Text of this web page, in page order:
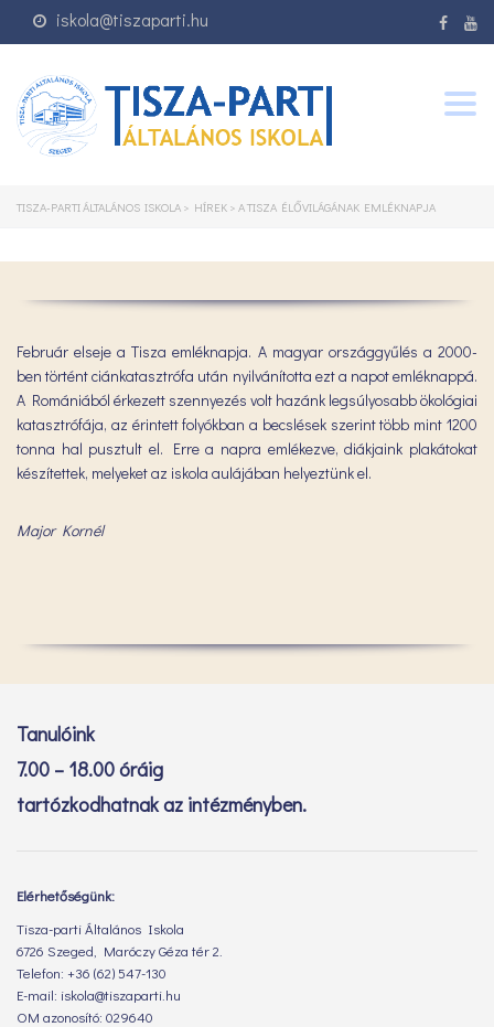
iskola@tiszaparti.hu
TISZA-PARTI ÁLTALÁNOS ISKOLA > HÍREK > A TISZA ÉLŐVILÁGÁNAK EMLÉKNAPJA
Február elseje a Tisza emléknapja. A magyar országgyűlés a 2000-
ben történt ciánkatasztrófa után nyilvánította ezt a napot emléknappá.
A Romániából érkezett szennyezés volt hazánk legsúlyosabb ökológiai
katasztrófája, az érintett folyókban a becslések szerint több mint 1200
tonna hal pusztult el. Erre a napra emlékezve, diákjaink plakátokat
készítettek, melyeket az iskola aulájában helyeztünk el.
Major Kornél
Tanulóink
7.00 – 18.00 óráig
tartózkodhatnak az intézményben.
Elérhetőségünk:
Tisza-parti Általános Iskola
6726 Szeged, Maróczy Géza tér 2.
Telefon: +36 (62) 547-130
E-mail: iskola@tiszaparti.hu
OM azonosító: 029640